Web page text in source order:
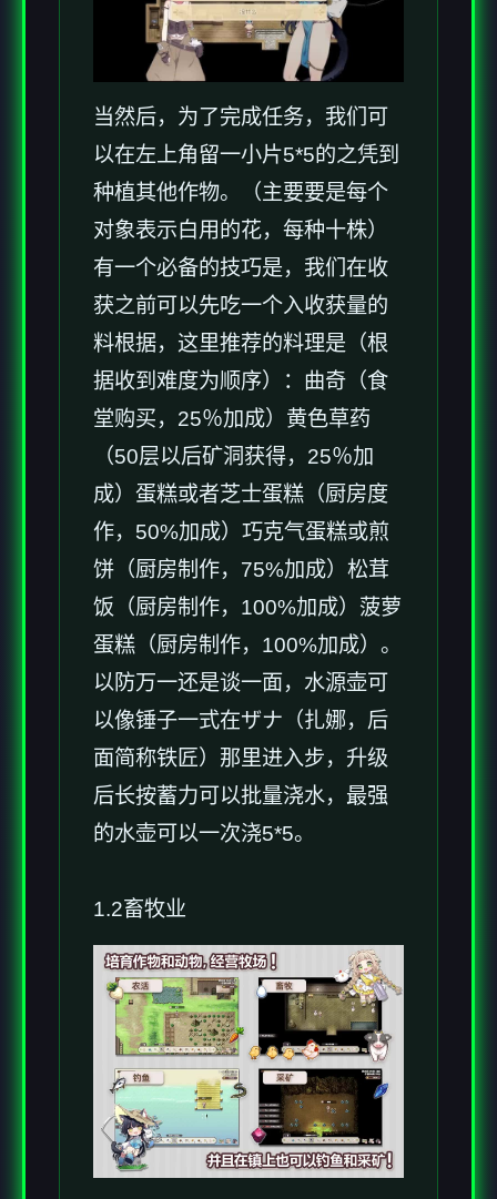
当然后，为了完成任务，我们可
以在左上角留一小片5*5的之凭到
种植其他作物。（主要要是每个
对象表示白用的花，每种十株）
有一个必备的技巧是，我们在收
获之前可以先吃一个入收获量的
料根据，这里推荐的料理是（根
据收到难度为顺序）：曲奇（食
堂购买，25％加成）黄色草药
（50层以后矿洞获得，25％加
成）蛋糕或者芝士蛋糕（厨房度
作，50%加成）巧克气蛋糕或煎
饼（厨房制作，75%加成）松茸
饭（厨房制作，100%加成）菠萝
蛋糕（厨房制作，100%加成）。
以防万一还是谈一面，水源壶可
以像锤子一式在ザナ（扎娜，后
面简称铁匠）那里进入步，升级
后长按蓄力可以批量浇水，最强
的水壶可以一次浇5*5。
1.2畜牧业